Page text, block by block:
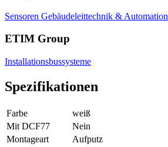
Sensoren Gebäudeleittechnik & Automation
ETIM Group
Installationsbussysteme
Spezifikationen
Farbe
weiß
Mit DCF77
Nein
Montageart
Aufputz